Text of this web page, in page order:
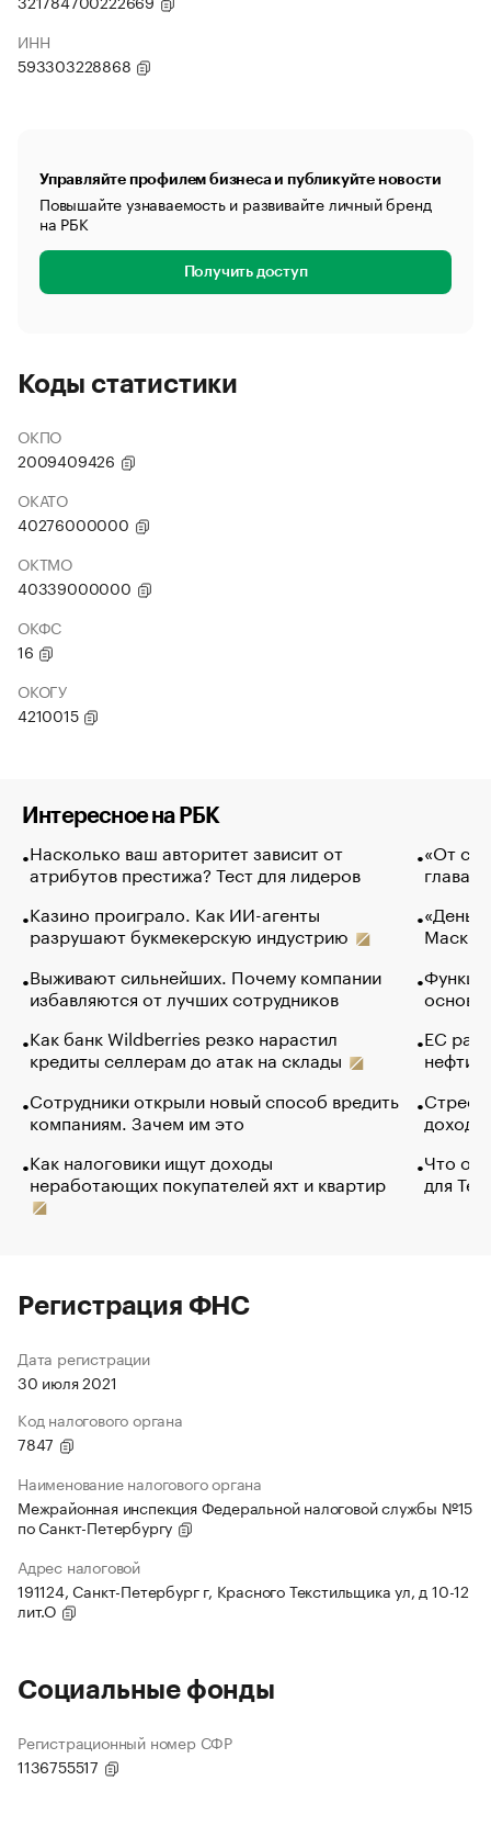
ИНН
593303228868
Управляйте профилем бизнеса и публикуйте новости
Повышайте узнаваемость и развивайте личный бренд
на РБК
Получить доступ
Коды статистики
ОКПО
2009409426
ОКАТО
40276000000
ОКТМО
40339000000
ОКФС
16
ОКОГУ
4210015
Интересное на РБК
Насколько ваш авторитет зависит от
атрибутов престижа? Тест для лидеров
Казино проиграло. Как ИИ-агенты
разрушают букмекерскую индустрию
Выживают сильнейших. Почему компании
избавляются от лучших сотрудников
Как банк Wildberries резко нарастил
кредиты селлерам до атак на склады
Сотрудники открыли новый способ вредить
компаниям. Зачем им это
Как налоговики ищут доходы
неработающих покупателей яхт и квартир
«От
глава
Маск в
основ
ЕС
нефти
Что
для
Регистрация ФНС
Дата регистрации
30 июля 2021
Код налогового органа
7847
Наименование налогового органа
Межрайонная инспекция Федеральной налоговой службы №15
по Санкт-Петербургу
Адрес налоговой
191124, Санкт-Петербург г, Красного Текстильщика ул, д 10-12
лит.О
Социальные фонды
Регистрационный номер СФР
1136755517